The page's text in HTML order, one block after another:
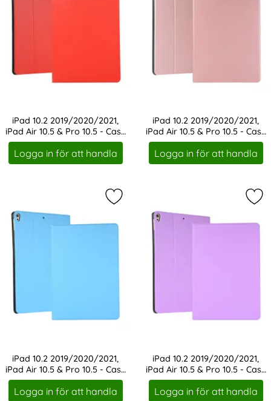
iPad 10.2 2019/2020/2021,
iPad Air 10.5 & Pro 10.5 - Case
Stand Fodral - Röd
Art. nr 1160
Logga in för att handla
iPad 10.2 2019/2020/2021,
iPad Air 10.5 & Pro 10.5 - Case
Stand Fodral - Rosé
Art. nr 1161
Logga in för att handla
iPad 10.2 2019/2020/2021,
iPad Air 10.5 & Pro 10.5 - Case
Stand Fodral - Blå
Art. nr 1162
Logga in för att handla
Markera iPad 10.2 2019/2020/
iPad 10.2 2019/2020/2021,
iPad Air 10.5 & Pro 10.5 - Case
Stand Fodral - Lila
Art. nr 1163
Logga in för att handla